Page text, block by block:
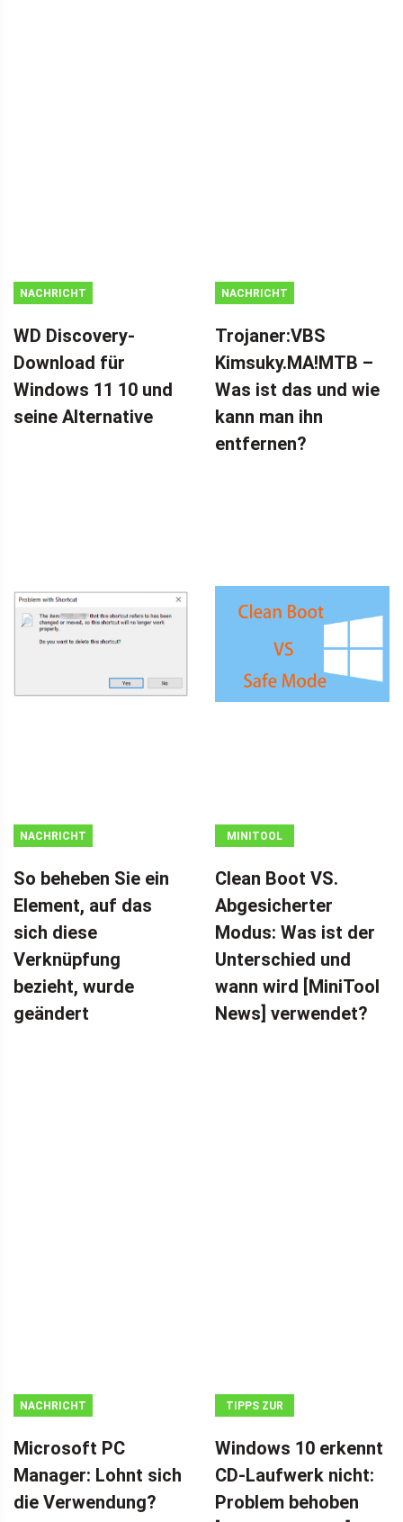
NACHRICHT
WD Discovery-
Download für
Windows 11 10 und
seine Alternative
NACHRICHT
Trojaner:VBS
Kimsuky.MA!MTB –
Was ist das und wie
kann man ihn
entfernen?
NACHRICHT
So beheben Sie ein
Element, auf das
sich diese
Verknüpfung
bezieht, wurde
geändert
MINITOOL
Clean Boot VS.
Abgesicherter
Modus: Was ist der
Unterschied und
wann wird [MiniTool
News] verwendet?
NACHRICHT
Microsoft PC
Manager: Lohnt sich
die Verwendung?
TIPPS ZUR
Windows 10 erkennt
CD-Laufwerk nicht:
Problem behoben